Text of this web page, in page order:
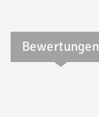
Bewertungen